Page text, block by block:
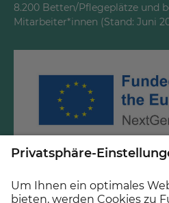
8.200 Betten/Pflegeplätze und
Mitarbeiter*innen (Stand: Juni
auf Grundlage des vom